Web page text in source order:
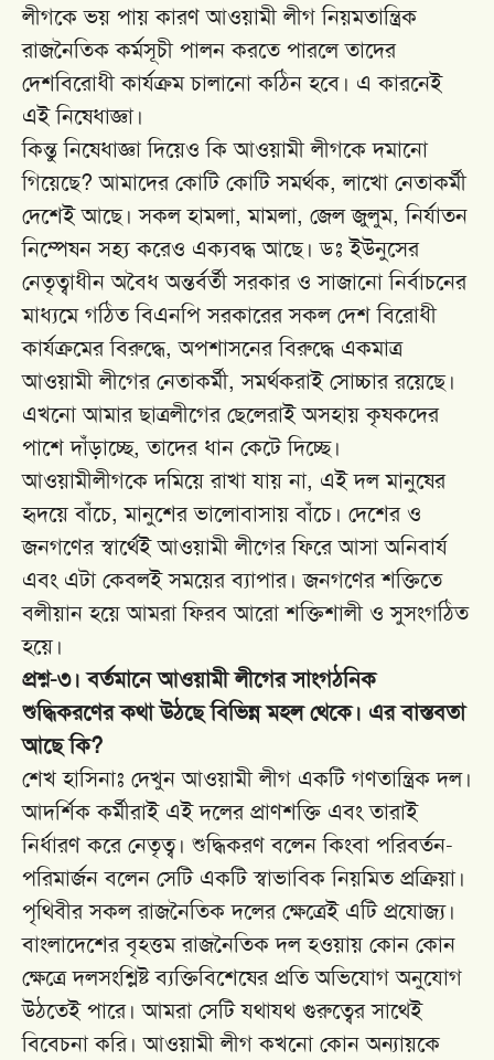
লীগকে ভয় পায় কারণ আওয়ামী লীগ নিয়মতান্ত্রিক
রাজনৈতিক কর্মসূচী পালন করতে পারলে তাদের
দেশবিরোধী কার্যক্রম চালানো কঠিন হবে। এ কারনেই
এই নিষেধাজ্ঞা।
কিন্তু নিষেধাজ্ঞা দিয়েও কি আওয়ামী লীগকে দমানো
গিয়েছে? আমাদের কোটি কোটি সমর্থক, লাখো নেতাকর্মী
দেশেই আছে। সকল হামলা, মামলা, জেল জুলুম, নির্যাতন
নিম্পেষন সহ্য করেও এক্যবদ্ধ আছে। ডঃ ইউনুসের
নেতৃত্বাধীন অবৈধ অন্তর্বর্তী সরকার ও সাজানো নির্বাচনের
মাধ্যমে গঠিত বিএনপি সরকারের সকল দেশ বিরোধী
কার্যক্রমের বিরুদ্ধে, অপশাসনের বিরুদ্ধে একমাত্র
আওয়ামী লীগের নেতাকর্মী, সমর্থকরাই সোচ্চার রয়েছে।
এখনো আমার ছাত্রলীগের ছেলেরাই অসহায় কৃষকদের
পাশে দাঁড়াচ্ছে, তাদের ধান কেটে দিচ্ছে।
আওয়ামীলীগকে দমিয়ে রাখা যায় না, এই দল মানুষের
হৃদয়ে বাঁচে, মানুশের ভালোবাসায় বাঁচে। দেশের ও
জনগণের স্বার্থেই আওয়ামী লীগের ফিরে আসা অনিবার্য
এবং এটা কেবলই সময়ের ব্যাপার। জনগণের শক্তিতে
বলীয়ান হয়ে আমরা ফিরব আরো শক্তিশালী ও সুসংগঠিত
হয়ে।
প্রশ্ন-৩। বর্তমানে আওয়ামী লীগের সাংগঠনিক
শুদ্ধিকরণের কথা উঠছে বিভিন্ন মহল থেকে। এর বাস্তবতা
আছে কি?
শেখ হাসিনাঃ দেখুন আওয়ামী লীগ একটি গণতান্ত্রিক দল।
আদর্শিক কর্মীরাই এই দলের প্রাণশক্তি এবং তারাই
নির্ধারণ করে নেতৃত্ব। শুদ্ধিকরণ বলেন কিংবা পরিবর্তন-
পরিমার্জন বলেন সেটি একটি স্বাভাবিক নিয়মিত প্রক্রিয়া।
পৃথিবীর সকল রাজনৈতিক দলের ক্ষেত্রেই এটি প্রযোজ্য।
বাংলাদেশের বৃহত্তম রাজনৈতিক দল হওয়ায় কোন কোন
ক্ষেত্রে দলসংশ্লিষ্ট ব্যক্তিবিশেষের প্রতি অভিযোগ অনুযোগ
উঠতেই পারে। আমরা সেটি যথাযথ গুরুত্বের সাথেই
বিবেচনা করি। আওয়ামী লীগ কখনো কোন অন্যায়কে